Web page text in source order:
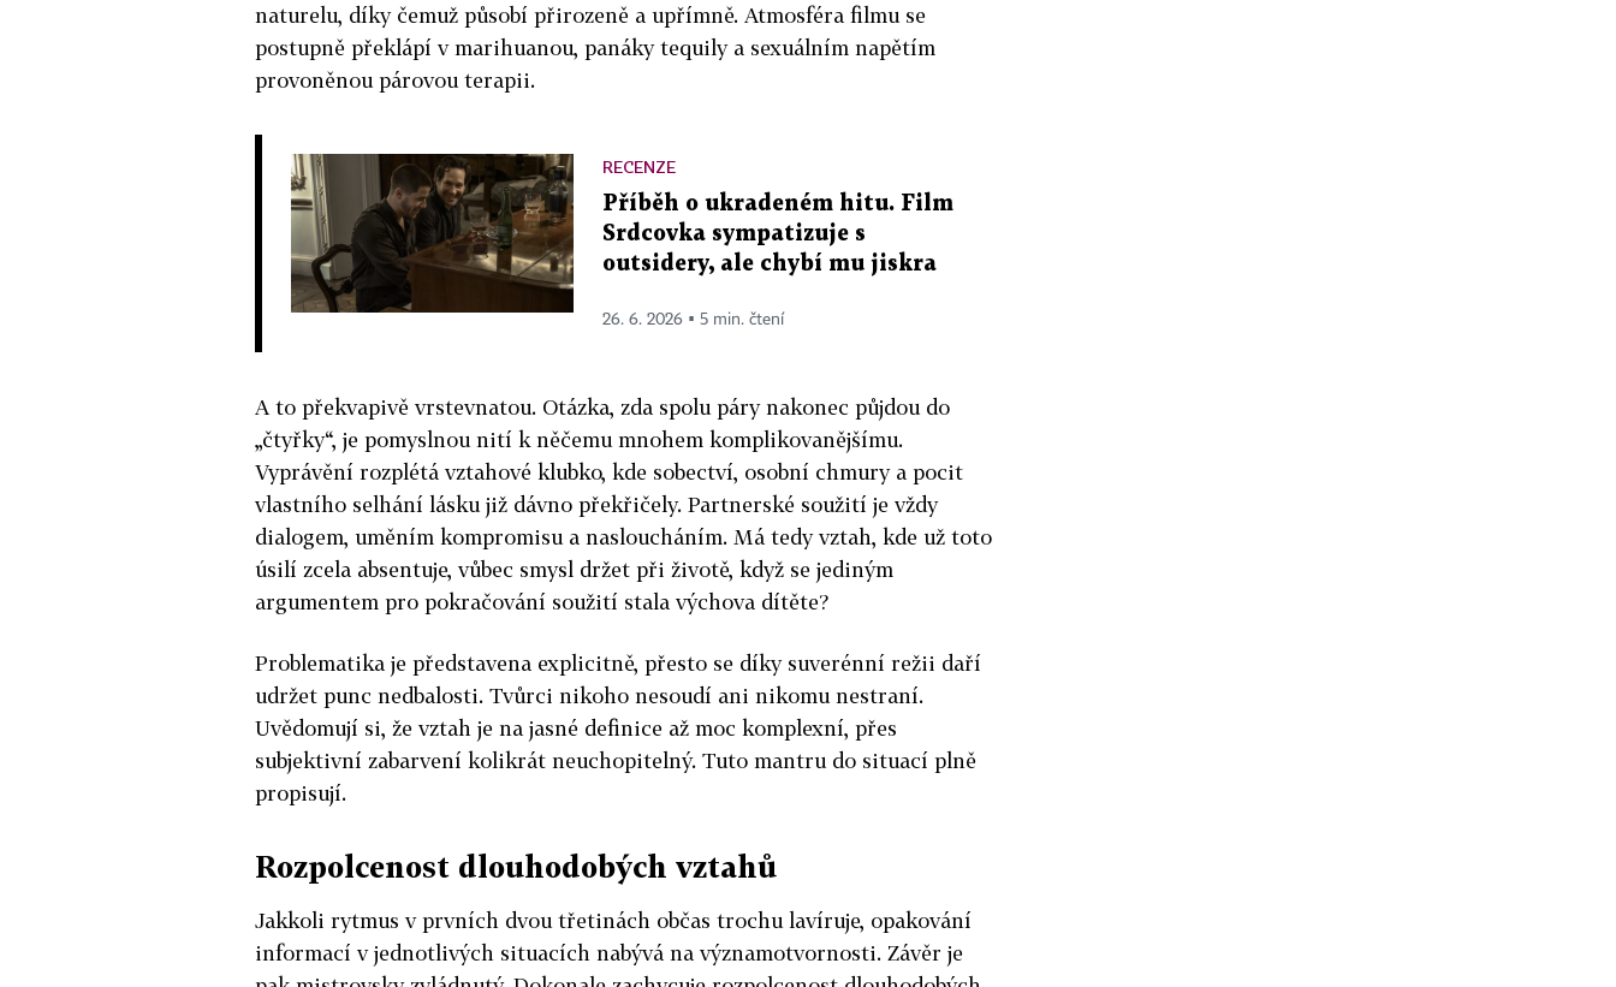
naturelu, díky čemuž působí přirozeně a upřímně. Atmosféra filmu se
postupně překlápí v marihuanou, panáky tequily a sexuálním napětím
provoněnou párovou terapii.
RECENZE
Příběh o ukradeném hitu. Film
Srdcovka sympatizuje s
outsidery, ale chybí mu jiskra
26. 6. 2026 ▪ 5 min. čtení
A to překvapivě vrstevnatou. Otázka, zda spolu páry nakonec půjdou do
„čtyřky“, je pomyslnou nití k něčemu mnohem komplikovanějšímu.
Vyprávění rozplétá vztahové klubko, kde sobectví, osobní chmury a pocit
vlastního selhání lásku již dávno překřičely. Partnerské soužití je vždy
dialogem, uměním kompromisu a nasloucháním. Má tedy vztah, kde už toto
úsilí zcela absentuje, vůbec smysl držet při životě, když se jediným
argumentem pro pokračování soužití stala výchova dítěte?
Problematika je představena explicitně, přesto se díky suverénní režii daří
udržet punc nedbalosti. Tvůrci nikoho nesoudí ani nikomu nestraní.
Uvědomují si, že vztah je na jasné definice až moc komplexní, přes
subjektivní zabarvení kolikrát neuchopitelný. Tuto mantru do situací plně
propisují.
Rozpolcenost dlouhodobých vztahů
Jakkoli rytmus v prvních dvou třetinách občas trochu lavíruje, opakování
informací v jednotlivých situacích nabývá na významotvornosti. Závěr je